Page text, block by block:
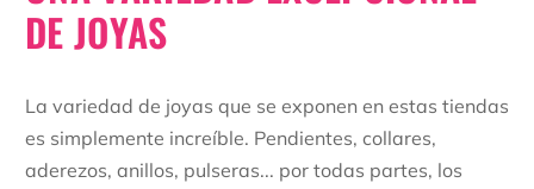
DE JOYAS
La variedad de joyas que se exponen en estas tiendas
es simplemente increíble. Pendientes, collares,
aderezos, anillos, pulseras... por todas partes, los